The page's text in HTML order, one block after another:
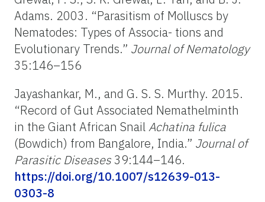
Adams. 2003. “Parasitism of Molluscs by
Nematodes: Types of Associa- tions and
Evolutionary Trends.” Journal of Nematology
35:146–156
Jayashankar, M., and G. S. S. Murthy. 2015.
“Record of Gut Associated Nemathelminth
in the Giant African SnailAchatina fulica
(Bowdich) from Bangalore, India.” Journal of
Parasitic Diseases39:144–146.
https://doi.org/10.1007/s12639-013-
0303-8